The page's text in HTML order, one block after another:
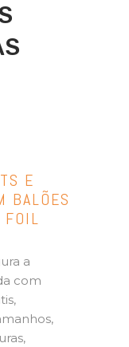
E
BALÕES
FOIL
a
com